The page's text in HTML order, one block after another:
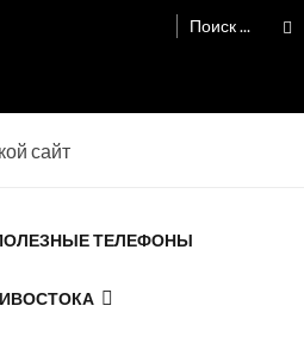
Поиск:
ТЕЛЕФОНЫ